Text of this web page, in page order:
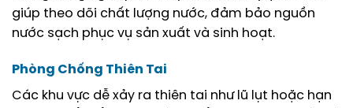
giúp theo dõi chất lượng nước, đảm bảo nguồn
nước sạch phục vụ sản xuất và sinh hoạt.
Phòng Chống Thiên Tai
Các khu vực dễ xảy ra thiên tai như lũ lụt hoặc hạn